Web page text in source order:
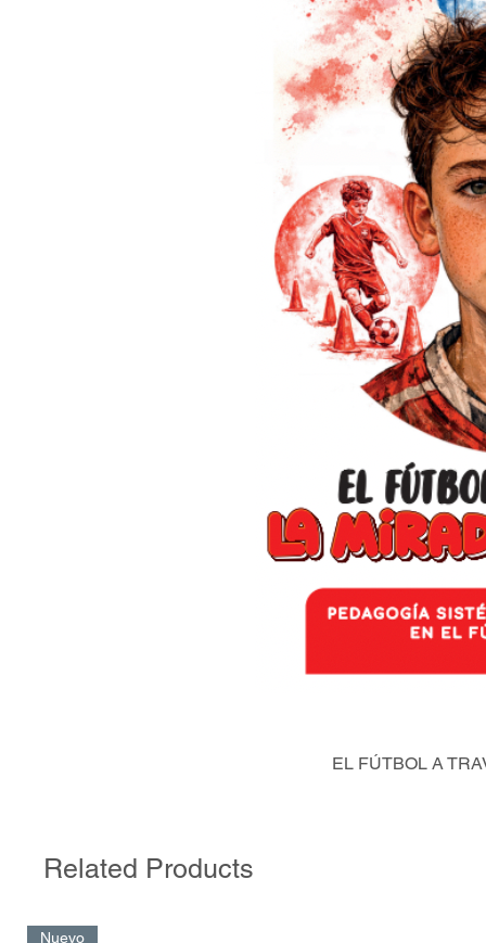
EL FÚTBOL A
Related Products
Nuevo